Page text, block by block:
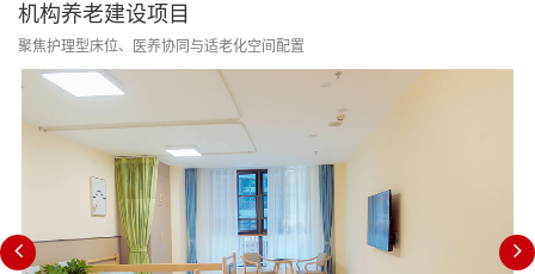
机构养老建设项目
聚焦护理型床位、医养协同与适老化空间配置